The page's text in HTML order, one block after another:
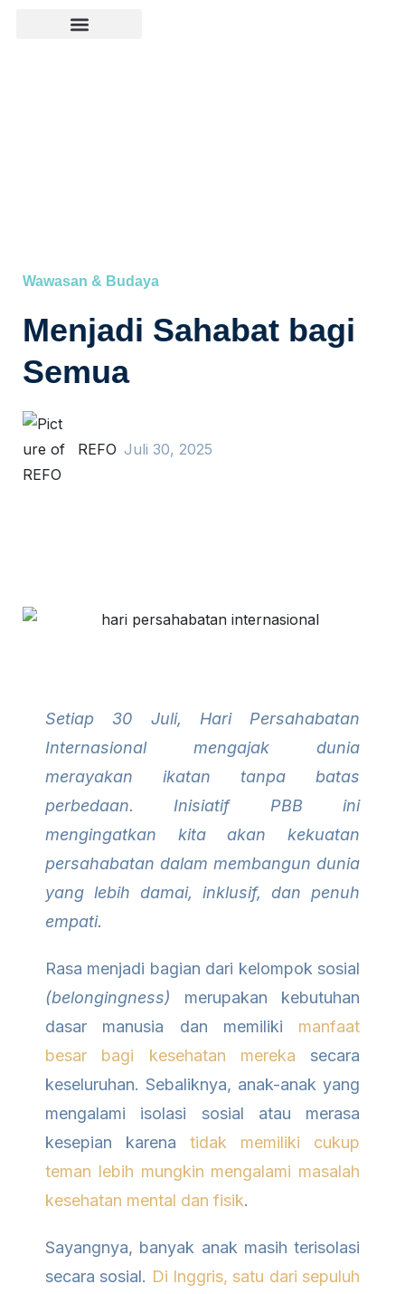
Wawasan & Budaya
Menjadi Sahabat bagi
Semua
REFO Juli 30, 2025
Setiap 30 Juli, Hari Persahabatan
Internasional mengajak dunia
merayakan ikatan tanpa batas
perbedaan. Inisiatif PBB ini
mengingatkan kita akan kekuatan
persahabatan dalam membangun dunia
yang lebih damai, inklusif, dan penuh
empati.
Rasa menjadi bagian dari kelompok sosial
(belongingness) merupakan kebutuhan
dasar manusia dan memiliki manfaat
besar bagi kesehatan mereka secara
keseluruhan. Sebaliknya, anak-anak yang
mengalami isolasi sosial atau merasa
kesepian karena tidak memiliki cukup
teman lebih mungkin mengalami masalah
kesehatan mental dan fisik.
Sayangnya, banyak anak masih terisolasi
secara sosial. Di Inggris, satu dari sepuluh